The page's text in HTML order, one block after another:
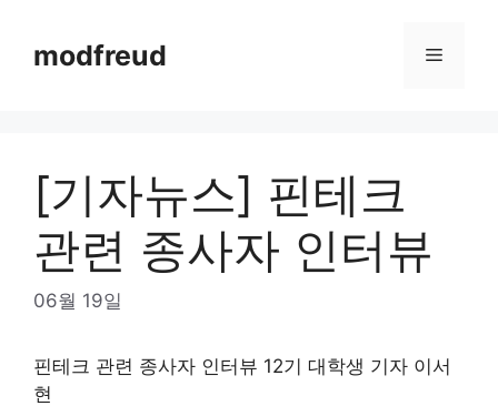
contentmodfreud Menu
[기자뉴스] 핀테크
관련 종사자 인터뷰
06월 19일
핀테크 관련 종사자 인터뷰 12기 대학생 기자 이서
현